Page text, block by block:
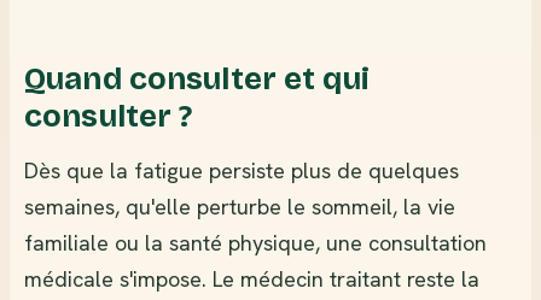
Quand consulter et qui
consulter ?
Dès que la fatigue persiste plus de quelques
semaines, qu'elle perturbe le sommeil, la vie
familiale ou la santé physique, une consultation
médicale s'impose. Le médecin traitant reste la